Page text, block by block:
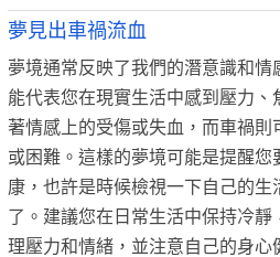
夢見出車禍流血
夢境通常反映了我們的潛意識和
能代表您在現實生活中感到壓力
著情感上的受傷或失血，而車禍
或困難。這樣的夢境可能是提醒
康，也許是時候檢視一下自己的
了。建議您在日常生活中保持冷
理壓力和情緒，並注意自己的身